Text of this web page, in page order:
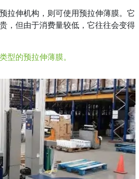
拉伸机构，则可使用预拉伸薄膜。它
，但由于消费量较低，它往往会变得
型的预拉伸薄膜。